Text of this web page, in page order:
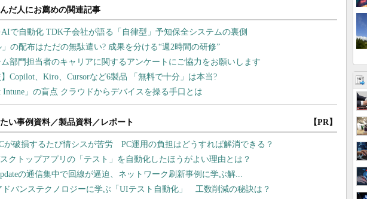
い事例資料／製品資料／レポート 【PR】
が破損するたび情シスが苦労 PC運用の負担はどうすれば解消できる？
クトップアプリの「テスト」を自動化したほうがよい理由とは？
の通信集中で回線が逼迫、ネットワーク刷新事例に学ぶ解...
ドバンステクノロジーに学ぶ「UIテスト自動化」 工数削減の秘訣は？